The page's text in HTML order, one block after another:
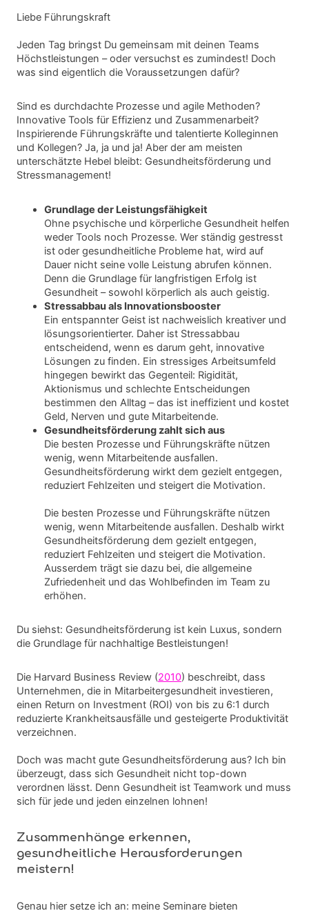
Liebe Führungskraft
Jeden Tag bringst Du gemeinsam mit deinen Teams
Höchstleistungen – oder versuchst es zumindest! Doch
was sind eigentlich die Voraussetzungen dafür?
Sind es durchdachte Prozesse und agile Methoden?
Innovative Tools für Effizienz und Zusammenarbeit?
Inspirierende Führungskräfte und talentierte Kolleginnen
und Kollegen? Ja, ja und ja! Aber der am meisten
unterschätzte Hebel bleibt: Gesundheitsförderung und
Stressmanagement!
Grundlage der Leistungsfähigkeit
Ohne psychische und körperliche Gesundheit helfen
weder Tools noch Prozesse. Wer ständig gestresst
ist oder gesundheitliche Probleme hat, wird auf
Dauer nicht seine volle Leistung abrufen können.
Denn die Grundlage für langfristigen Erfolg ist
Gesundheit – sowohl körperlich als auch geistig.
Stressabbau als Innovationsbooster
Ein entspannter Geist ist nachweislich kreativer und
lösungsorientierter. Daher ist Stressabbau
entscheidend, wenn es darum geht, innovative
Lösungen zu finden. Ein stressiges Arbeitsumfeld
hingegen bewirkt das Gegenteil: Rigidität,
Aktionismus und schlechte Entscheidungen
bestimmen den Alltag – das ist ineffizient und kostet
Geld, Nerven und gute Mitarbeitende.
Gesundheitsförderung zahlt sich aus
Die besten Prozesse und Führungskräfte nützen
wenig, wenn Mitarbeitende ausfallen.
Gesundheitsförderung wirkt dem gezielt entgegen,
reduziert Fehlzeiten und steigert die Motivation.
Die besten Prozesse und Führungskräfte nützen
wenig, wenn Mitarbeitende ausfallen. Deshalb wirkt
Gesundheitsförderung dem gezielt entgegen,
reduziert Fehlzeiten und steigert die Motivation.
Ausserdem trägt sie dazu bei, die allgemeine
Zufriedenheit und das Wohlbefinden im Team zu
erhöhen.
Du siehst: Gesundheitsförderung ist kein Luxus, sondern
die Grundlage für nachhaltige Bestleistungen!
Die Harvard Business Review (2010) beschreibt, dass
Unternehmen, die in Mitarbeitergesundheit investieren,
einen Return on Investment (ROI) von bis zu 6:1 durch
reduzierte Krankheitsausfälle und gesteigerte Produktivität
verzeichnen.
Doch was macht gute Gesundheitsförderung aus? Ich bin
überzeugt, dass sich Gesundheit nicht top-down
verordnen lässt. Denn Gesundheit ist Teamwork und muss
sich für jede und jeden einzelnen lohnen!
Zusammenhänge erkennen,
gesundheitliche Herausforderungen
meistern!
Genau hier setze ich an: meine Seminare bieten